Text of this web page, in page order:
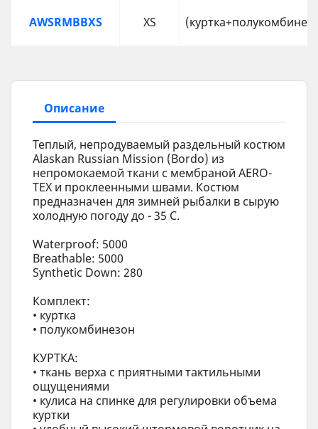
AWSRMBBXS XS
Описание
Теплый, непродуваемый раздельный костюм
Alaskan Russian Mission (Bordo) из
непромокаемой ткани c мембраной AERO-
TEX и проклеенными швами. Костюм
предназначен для зимней рыбалки в сырую
холодную погоду до - 35 С.
Waterproof: 5000
Breathable: 5000
Synthetic Down: 280
Комплект:
• куртка
• полукомбинезон
КУРТКА:
• ткань верха с приятными тактильными
ощущениями
• кулиса на спинке для регулировки объема
куртки